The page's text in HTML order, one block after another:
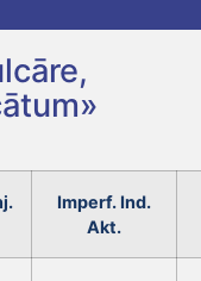
Imperf. Ind.
Akt.